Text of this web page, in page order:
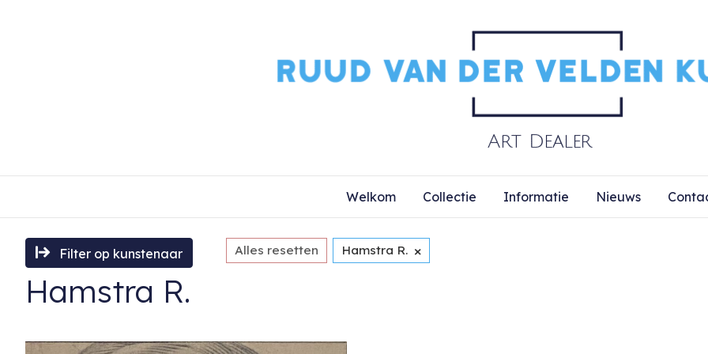
Welkom Collectie Informatie Nieuws
Filter op kunstenaar Alles resetten Hamstra R. ×
Hamstra R.